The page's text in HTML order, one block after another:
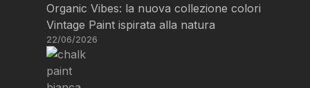
Organic Vibes: la nuova collezione colori
Vintage Paint ispirata alla natura
22/06/2026